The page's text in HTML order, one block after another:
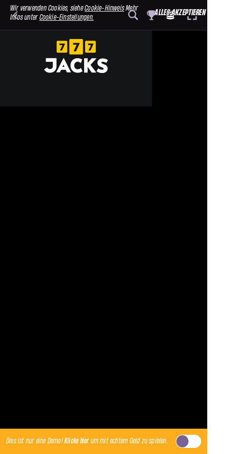
Dies ist nur eine Demo! Klicke hierum mit echtem Geld zu spielen.
Wir verwenden Cookies, sieheCookie-HinweisMehr
Infos unter Cookie-Einstellungen.
ALLES AKZEPTIEREN